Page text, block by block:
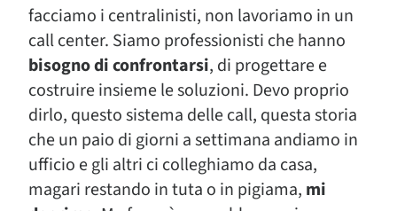
facciamo i centralinisti, non lavoriamo in un
call center. Siamo professionisti che hanno
bisogno di confrontarsi, di progettare e
costruire insieme le soluzioni. Devo proprio
dirlo, questo sistema delle call, questa storia
che un paio di giorni a settimana andiamo in
ufficio e gli altri ci colleghiamo da casa,
magari restando in tuta o in pigiama, mi